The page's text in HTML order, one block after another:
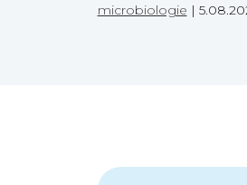
microbiologie |